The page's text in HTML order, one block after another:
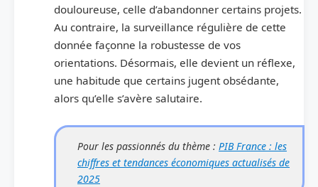
douloureuse, celle d’abandonner certains projets.
Au contraire, la surveillance régulière de cette
donnée façonne la robustesse de vos
orientations. Désormais, elle devient un réflexe,
une habitude que certains jugent obsédante,
alors qu’elle s’avère salutaire.
Pour les passionnés du thème : PIB France : les
chiffres et tendances économiques actualisés de
2025